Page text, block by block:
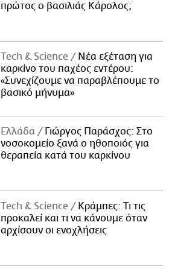
πρώτος ο βασιλιάς Κάρολος;
Τech & Science
Νέα εξέταση για
καρκίνο του παχέος εντέρου:
«Συνεχίζουμε να παραβλέπουμε το
βασικό μήνυμα»
Ελλάδα
Γιώργος Παράσχος: Στο
νοσοκομείο ξανά ο ηθοποιός για
θεραπεία κατά του καρκίνου
Τech & Science
Κράμπες: Τι τις
προκαλεί και τι να κάνουμε όταν
αρχίσουν οι ενοχλήσεις